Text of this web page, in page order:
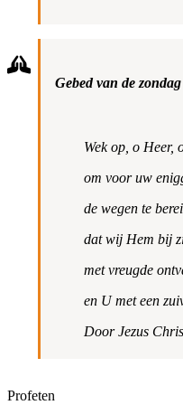
Gebed van de
Wek op, o Heer,
om voor uw
de wegen te
dat wij Hem bij
met vreugde
en U met een
Door Jezus
Profeten